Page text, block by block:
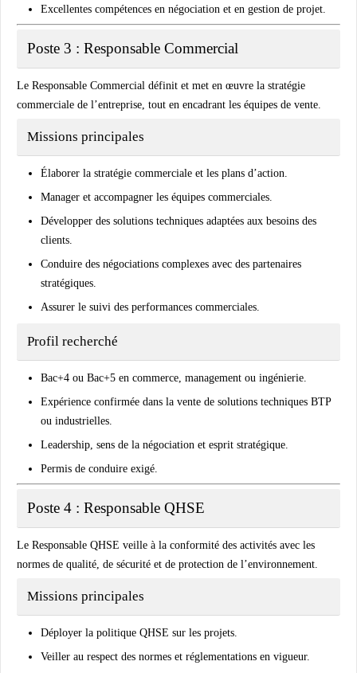
Excellentes compétences en négociation et en gestion de projet.
Poste 3 : Responsable Commercial
Le Responsable Commercial définit et met en œuvre la stratégie
commerciale de l’entreprise, tout en encadrant les équipes de vente.
Missions principales
Élaborer la stratégie commerciale et les plans d’action.
Manager et accompagner les équipes commerciales.
Développer des solutions techniques adaptées aux besoins des
clients.
Conduire des négociations complexes avec des partenaires
stratégiques.
Assurer le suivi des performances commerciales.
Profil recherché
Bac+4 ou Bac+5 en commerce, management ou ingénierie.
Expérience confirmée dans la vente de solutions techniques BTP
ou industrielles.
Leadership, sens de la négociation et esprit stratégique.
Permis de conduire exigé.
Poste 4 : Responsable QHSE
Le Responsable QHSE veille à la conformité des activités avec les
normes de qualité, de sécurité et de protection de l’environnement.
Missions principales
Déployer la politique QHSE sur les projets.
Veiller au respect des normes et réglementations en vigueur.